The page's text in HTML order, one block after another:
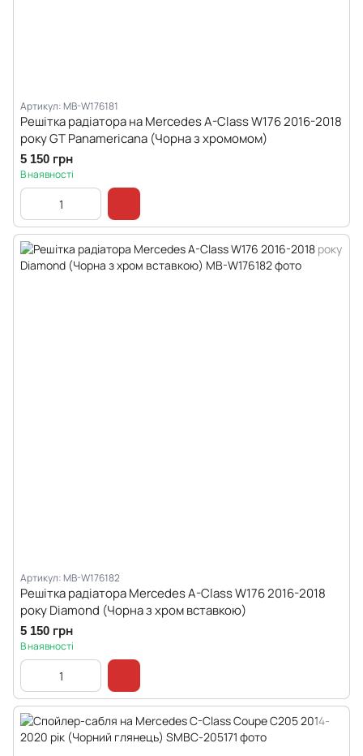
Артикул: MB-W176181
Решітка радіатора на Mercedes A-Class W176 2016-2018
року GT Panamericana (Чорна з хромомом)
5 150 грн
В наявності
Артикул: MB-W176182
Решітка радіатора Mercedes A-Class W176 2016-2018
року Diamond (Чорна з хром вставкою)
5 150 грн
В наявності